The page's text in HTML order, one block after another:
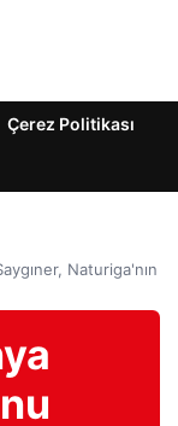
Çerez Politikası
Naturiga'nın